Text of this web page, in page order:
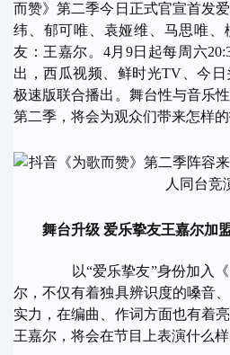
而赞》第二季今日正式官宣首发
纬、郁可唯、袁娅维、马思唯
友：王嘉尔。4月9日起每周六
出，西瓜视频、鲜时光TV、今
极速版联合播出。舞台性与音乐
第二季，将会为观众们带来怎样
舞台升级 爱乐挚友王嘉尔加
以“爱乐挚友”身份加入《为
尔，不仅有着独具辨识度的嗓音
实力，在编曲、作词方面也有着
王嘉尔，将会在节目上表演什么